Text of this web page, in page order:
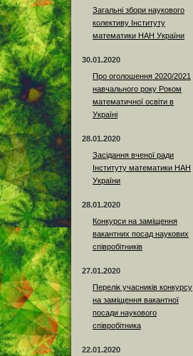
Загальні збори наукового
колективу Інституту
математики НАН України
30.01.2020
Про оголошення 2020/2021
навчального року Роком
математичної освіти в
Україні
28.01.2020
Засідання вченої ради
Інституту математики НАН
України
28.01.2020
Конкурси на заміщення
вакантних посад наукових
співробітників
27.01.2020
Перелік учасників конкурсу
на заміщення вакантної
посади наукового
співробітника
22.01.2020